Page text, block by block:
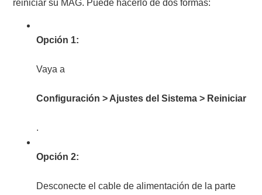
reiniciar su MAG. Puede hacerlo de dos formas:
Opción 1:
Vaya a
Configuración > Ajustes del Sistema > Reiniciar
.
Opción 2:
Desconecte el cable de alimentación de la parte